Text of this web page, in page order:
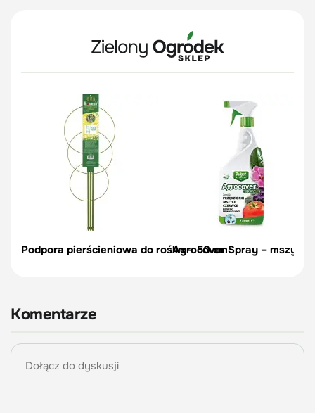
Podpora pierścieniowa do roślin – 50 cm
Agrocover Spray –
Komentarze